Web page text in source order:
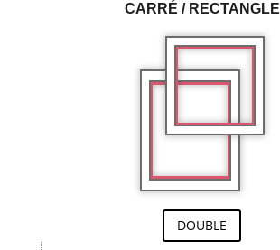
CARRÉ / RECTANGLE
DOUBLE